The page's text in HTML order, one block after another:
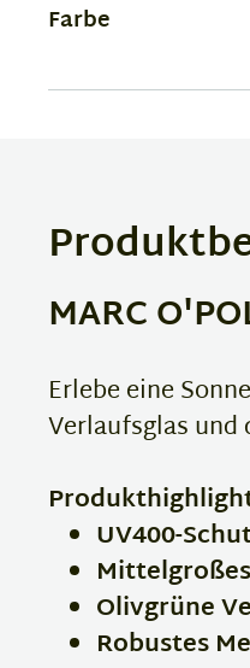
Farbe
MARC
Erlebe eine
Verlaufsglas
UV400-
Olivgrüne
Robustes